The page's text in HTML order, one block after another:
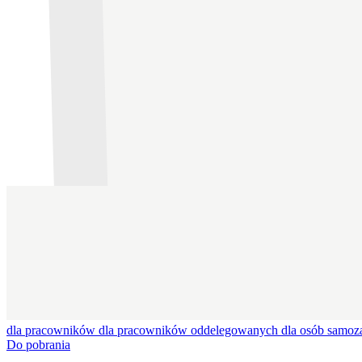
dla pracowników dla pracowników oddelegowanych dla osób
Do pobrania